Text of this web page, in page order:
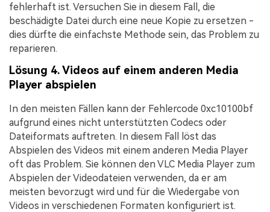
fehlerhaft ist. Versuchen Sie in diesem Fall, die
beschädigte Datei durch eine neue Kopie zu ersetzen -
dies dürfte die einfachste Methode sein, das Problem zu
reparieren.
Lösung 4. Videos auf einem anderen Media
Player abspielen
In den meisten Fällen kann der Fehlercode 0xc10100bf
aufgrund eines nicht unterstützten Codecs oder
Dateiformats auftreten. In diesem Fall löst das
Abspielen des Videos mit einem anderen Media Player
oft das Problem. Sie können den VLC Media Player zum
Abspielen der Videodateien verwenden, da er am
meisten bevorzugt wird und für die Wiedergabe von
Videos in verschiedenen Formaten konfiguriert ist.